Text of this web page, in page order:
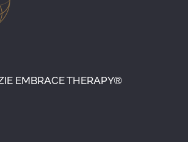
EMBRACE THERAPY®